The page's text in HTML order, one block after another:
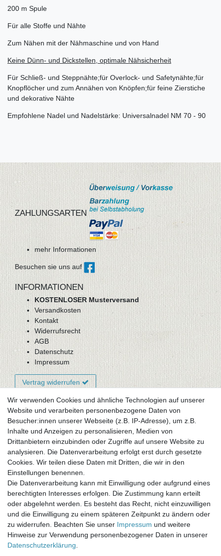
200 m Spule
Für alle Stoffe und Nähte
Zum Nähen mit der Nähmaschine und von Hand
Keine Dünn- und Dickstellen, optimale Nähsicherheit
Für Schließ- und Steppnähte;für Overlock- und Safetynähte;für
Knopflöcher und zum Annähen von Knöpfen;für feine Zierstiche
und dekorative Nähte
Empfohlene Nadel und Nadelstärke: Universalnadel NM 70 - 90
ZAHLUNGSARTEN
mehr Informationen
Besuchen sie uns auf
INFORMATIONEN
KOSTENLOSER Musterversand
Versandkosten
Kontakt
Widerrufsrecht
AGB
Datenschutz
Impressum
Vertrag widerrufen
Newsletter-Anmeldung
FAQ / Fragen
Mein Warenkorb
Mein Merkzettel
Mein Konto
UNSER LADENGESCHÄFT
Gottlieb-Daimler-Str. 10
33334 Gütersloh
ÖFFNUNGSZEITEN
Montag - Dienstag: 8.00 - 18.00 Uhr, Mittwoch Ruhetag,
Donnerstag: 8.00 - 18.00 Uhr, Freitag 8.00 - 14.00 Uhr
Wir verwenden Cookies und ähnliche Technologien auf unserer
Website und verarbeiten personenbezogene Daten von
Besucher:innen unserer Webseite (z.B. IP-Adresse), um z.B.
Inhalte und Anzeigen zu personalisieren, Medien von
Drittanbietern einzubinden oder Zugriffe auf unsere Website zu
analysieren. Die Datenverarbeitung erfolgt erst durch gesetzte
Cookies. Wir teilen diese Daten mit Dritten, die wir in den
Einstellungen benennen.
Die Datenverarbeitung kann mit Einwilligung oder aufgrund eines
berechtigten Interesses erfolgen. Die Zustimmung kann erteilt
oder abgelehnt werden. Es besteht das Recht, nicht einzuwilligen
und die Einwilligung zu einem späteren Zeitpunkt zu ändern oder
zu widerrufen. Beachten Sie unser Impressum und weitere
Hinweise zur Verwendung personenbezogener Daten in unserer
Daten­schutz­erklärung